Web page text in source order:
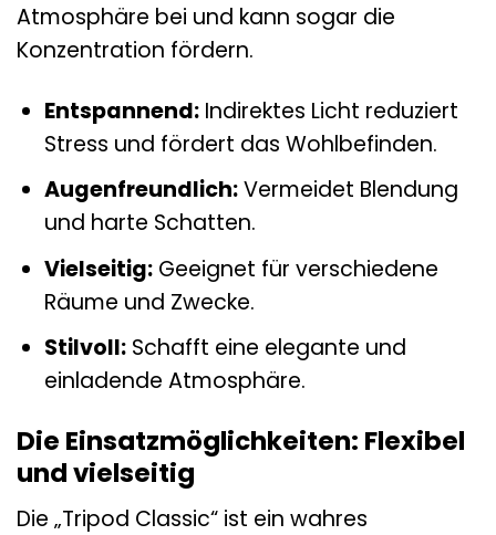
Atmosphäre bei und kann sogar die
Konzentration fördern.
Entspannend:Indirektes Licht reduziert
Stress und fördert das Wohlbefinden.
Augenfreundlich:Vermeidet Blendung
und harte Schatten.
Vielseitig:Geeignet für verschiedene
Räume und Zwecke.
Stilvoll:Schafft eine elegante und
einladende Atmosphäre.
Die Einsatzmöglichkeiten: Flexibel
und vielseitig
Die „Tripod Classic“ ist ein wahres